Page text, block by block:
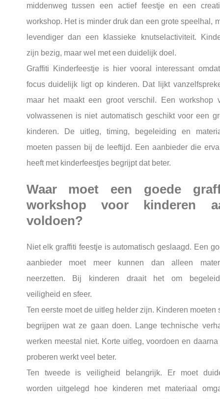
middenweg tussen een actief feestje en een
workshop. Het is minder druk dan een grote speelhal,
levendiger dan een klassieke knutselactiviteit.
zijn bezig, maar wel met een duidelijk doel.
Graffiti Kinderfeestje is hier vooral interessant
focus duidelijk ligt op kinderen. Dat lijkt
maar het maakt een groot verschil. Een workshop
volwassenen is niet automatisch geschikt voor een
kinderen. De uitleg, timing, begeleiding en
moeten passen bij de leeftijd. Een aanbieder die
heeft met kinderfeestjes begrijpt dat beter.
Waar moet een goede
workshop voor kinderen
voldoen?
Niet elk graffiti feestje is automatisch geslaagd. Een
aanbieder moet meer kunnen dan alleen
neerzetten. Bij kinderen draait het om
veiligheid en sfeer.
Ten eerste moet de uitleg helder zijn. Kinderen moeten
begrijpen wat ze gaan doen. Lange technische
werken meestal niet. Korte uitleg, voordoen en daarna
proberen werkt veel beter.
Ten tweede is veiligheid belangrijk. Er moet
worden uitgelegd hoe kinderen met materiaal